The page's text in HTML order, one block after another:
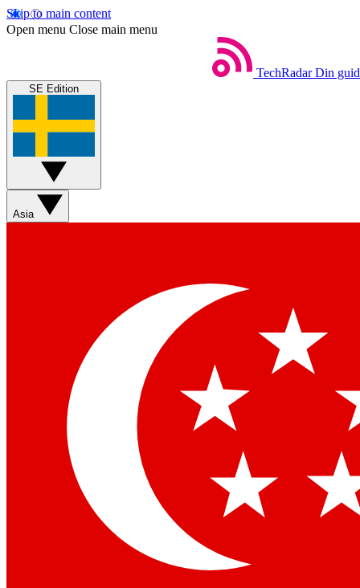
Skip to main content
Open menu Close main menu
TechRadar Din
SE Edition
Asia